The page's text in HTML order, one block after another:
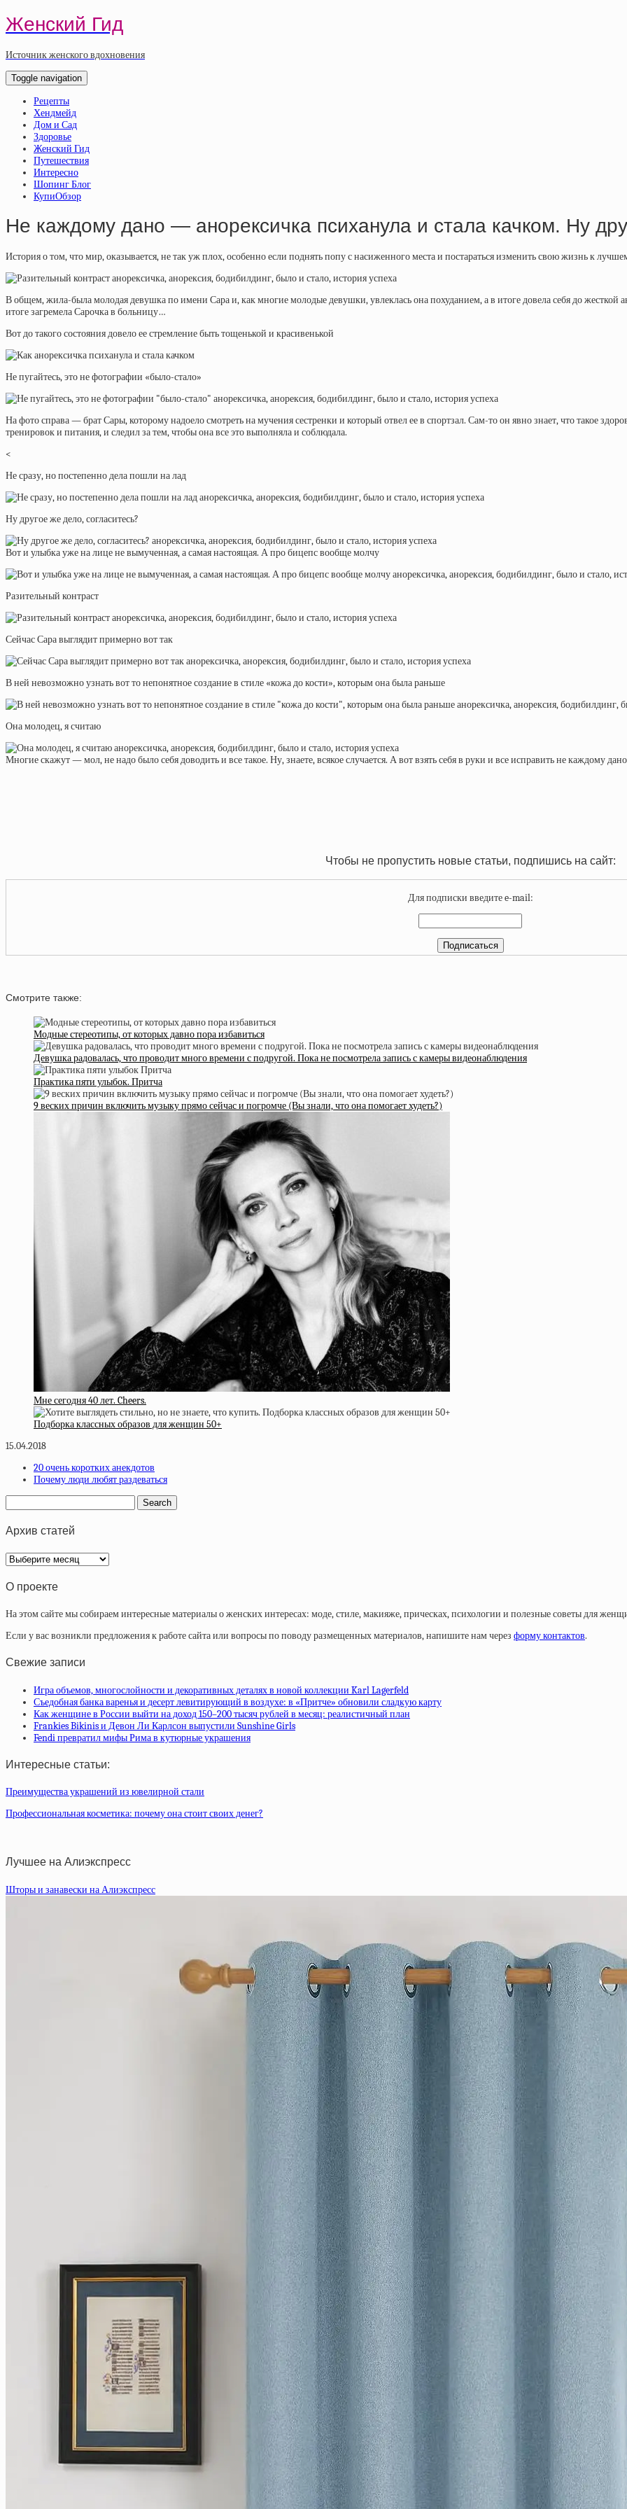
Женский Гид
Источник женского вдохновения
Toggle navigation
Рецепты
Хендмейд
Дом и Сад
Здоровье
Женский Гид
Путешествия
Интересно
Шопинг Блог
КупиОбзор
Не каждому дано — анорексичка психанула и стала качком. Ну
История о том, что мир, оказывается, не так уж плох, особенно если поднять попу с насиженного места и постараться изменить свою жизнь к
В общем, жила-была молодая девушка по имени Сара и, как многие молодые девушки, увлеклась она похуданием, а в итоге довела себя до жесткой
итоге загремела Сарочка в больницу…
Вот до такого состояния довело ее стремление быть тощенькой и красивенькой
Не пугайтесь, это не фотографии «было-стало»
На фото справа — брат Сары, которому надоело смотреть на мучения сестренки и который отвел ее в спортзал. Сам-то он явно знает, что такое
тренировок и питания, и следил за тем, чтобы она все это выполняла и соблюдала.
<
Не сразу, но постепенно дела пошли на лад
Ну другое же дело, согласитесь?
Вот и улыбка уже на лице не вымученная, а самая настоящая. А про бицепс вообще молчу
Разительный контраст
Сейчас Сара выглядит примерно вот так
В ней невозможно узнать вот то непонятное создание в стиле «кожа до кости», которым она была раньше
Она молодец, я считаю
Многие скажут — мол, не надо было себя доводить и все такое. Ну, знаете, всякое случается. А вот взять себя в руки и все исправить не каждому
Чтобы не пропустить новые статьи, подпишись на сайт:
Для подписки введите e-mail:
Смотрите также:
Модные стереотипы, от которых давно пора избавиться
Девушка радовалась, что проводит много времени с подругой. Пока не посмотрела запись с камеры видеонаблюдения
Практика пяти улыбок. Притча
9 веских причин включить музыку прямо сейчас и погромче (Вы знали, что она помогает худеть?)
Мне сегодня 40 лет. Cheers.
Подборка классных образов для женщин 50+
15.04.2018
20 очень коротких анекдотов
Почему люди любят раздеваться
Архив статей
Архив
статей
О проекте
На этом сайте мы собираем интересные материалы о женских интересах: моде, стиле, макияже, прическах, психологии и полезные советы для
Если у вас возникли предложения к работе сайта или вопросы по поводу размещенных материалов, напишите нам через форму контактов.
Свежие записи
Игра объемов, многослойности и декоративных деталях в новой коллекции Karl Lagerfeld
Съедобная банка варенья и десерт левитирующий в воздухе: в «Притче» обновили сладкую карту
Как женщине в России выйти на доход 150–200 тысяч рублей в месяц: реалистичный план
Frankies Bikinis и Девон Ли Карлсон выпустили Sunshine Girls
Fendi превратил мифы Рима в кутюрные украшения
Интересные статьи:
Преимущества украшений из ювелирной стали
Профессиональная косметика: почему она стоит своих денег?
Лучшее на Алиэкспресс
Шторы и занавески на Алиэкспресс